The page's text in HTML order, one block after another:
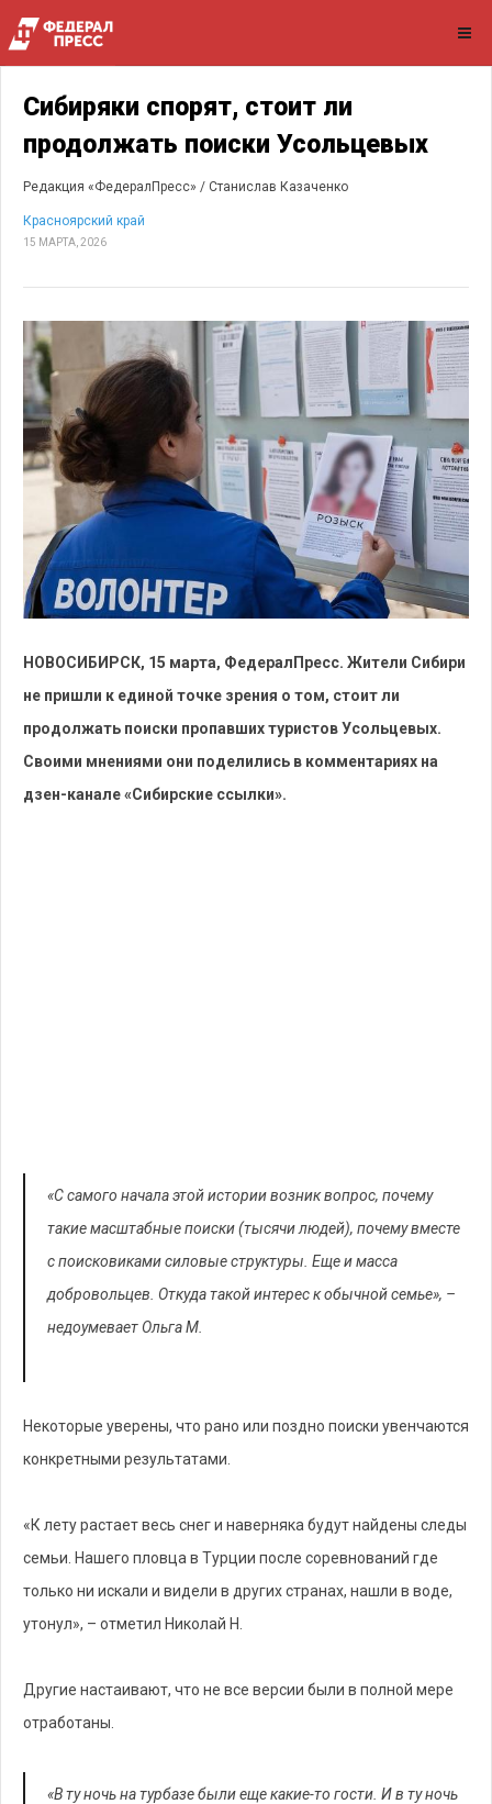
Сибиряки спорят, стоит ли
продолжать поиски Усольцевых
Редакция «ФедералПресс» / Станислав Казаченко
Красноярский край
15 МАРТА, 2026
НОВОСИБИРСК, 15 марта, ФедералПресс. Жители Сибири
не пришли к единой точке зрения о том, стоит ли
продолжать поиски пропавших туристов Усольцевых.
Своими мнениями они поделились в комментариях на
дзен-канале «Сибирские ссылки».
«С самого начала этой истории возник вопрос, почему
такие масштабные поиски (тысячи людей), почему вместе
с поисковиками силовые структуры. Еще и масса
добровольцев. Откуда такой интерес к обычной семье», –
недоумевает Ольга М.
Некоторые уверены, что рано или поздно поиски увенчаются
конкретными результатами.
«К лету растает весь снег и наверняка будут найдены следы
семьи. Нашего пловца в Турции после соревнований где
только ни искали и видели в других странах, нашли в воде,
утонул», – отметил Николай Н.
Другие настаивают, что не все версии были в полной мере
отработаны.
«В ту ночь на турбазе были еще какие-то гости. И в ту ночь